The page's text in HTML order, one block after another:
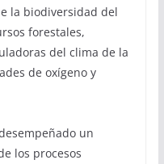
la biodiversidad del
forestales,
del clima de la
de oxígeno y
un
los procesos